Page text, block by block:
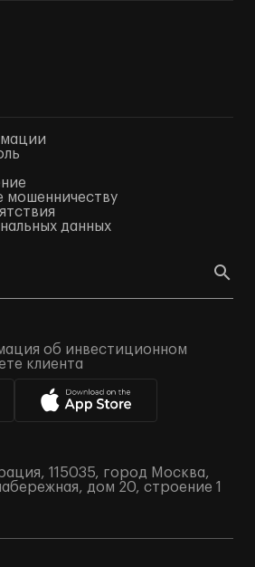
мошенничеству
данных
об инвестиционном
клиента
115035, город Москва,
дом 20, строение 1